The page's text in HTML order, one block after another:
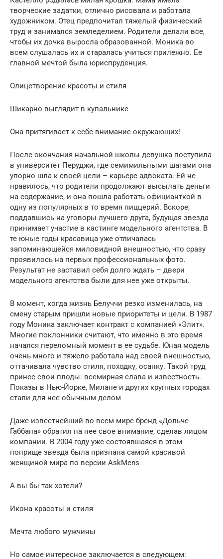
творческие задатки, отлично рисовала и работала
художником. Отец предпочитал тяжелый физический
труд и занимался земледелием. Родители делали все,
чтобы их дочка выросла образованной. Моника во
всем слушалась их и старалась учиться прилежно. Ее
главной мечтой была юриспруденция.
Олицетворение красоты и стиля
Шикарно выглядит в купальнике
Она притягивает к себе внимание окружающих!
После окончания начальной школы девушка поступила
в университет Перуджи, где семимильными шагами она
упорно шла к своей цели – карьере адвоката. Ей не
нравилось, что родители продолжают высылать деньги
на содержание, и она пошла работать официанткой в
одну из популярных в то время пиццерий. Вскоре,
поддавшись на уговоры лучшего друга, будущая звезда
принимает участие в кастинге модельного агентства. В
те юные годы красавица уже отличалась
запоминающейся миловидной внешностью, что сразу
проявилось на первых профессиональных фото.
Результат не заставил себя долго ждать – двери
модельного агентства были для нее уже открыты.
В момент, когда жизнь Белуччи резко изменилась, на
смену старым пришли новые приоритеты и цели. В 1987
году Моника заключает контракт с компанией «Элит».
Многие поклонники считают, что именно в это время
начался переломный момент в ее судьбе. Юная модель
очень много и тяжело работала над своей внешностью,
оттачивала чувство стиля, походку, осанку. Такой труд
принес свои плоды: всемирная слава и известность.
Показы в Нью-Йорке, Милане и других крупных городах
стали для нее обычным делом
Даже известнейший во всем мире бренд «Дольче
Габбана» обратил на нее свое внимание, сделав лицом
компании. В 2004 году уже состоявшаяся в этом
поприще звезда была признана самой красивой
женщиной мира по версии AskMens
А вы бы так хотели?
Икона красоты и стиля
Мечта любого мужчины
Но самое интересное заключается в следующем: